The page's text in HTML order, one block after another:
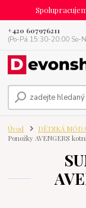
+420 607976211
(Po-Pá 15:30-20:00 So-
Úvod DĚTSKÁ
Ponožky AVENGERS